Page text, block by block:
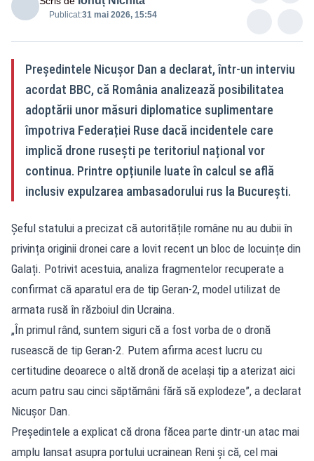
Publicat:31 mai 2026, 15:54
Președintele Nicușor Dan a declarat, într-un interviu
acordat BBC, că România analizează posibilitatea
adoptării unor măsuri diplomatice suplimentare
împotriva Federației Ruse dacă incidentele care
implică drone rusești pe teritoriul național vor
continua. Printre opțiunile luate în calcul se află
inclusiv expulzarea ambasadorului rus la București.
Șeful statului a precizat că autoritățile române nu au dubii în
privința originii dronei care a lovit recent un bloc de locuințe din
Galați. Potrivit acestuia, analiza fragmentelor recuperate a
confirmat că aparatul era de tip Geran-2, model utilizat de
armata rusă în războiul din Ucraina.
„În primul rând, suntem siguri că a fost vorba de o dronă
rusească de tip Geran-2. Putem afirma acest lucru cu
certitudine deoarece o altă dronă de acelaşi tip a aterizat aici
acum patru sau cinci săptămâni fără să explodeze”, a declarat
Nicușor Dan.
Președintele a explicat că drona făcea parte dintr-un atac mai
amplu lansat asupra portului ucrainean Reni și că, cel mai